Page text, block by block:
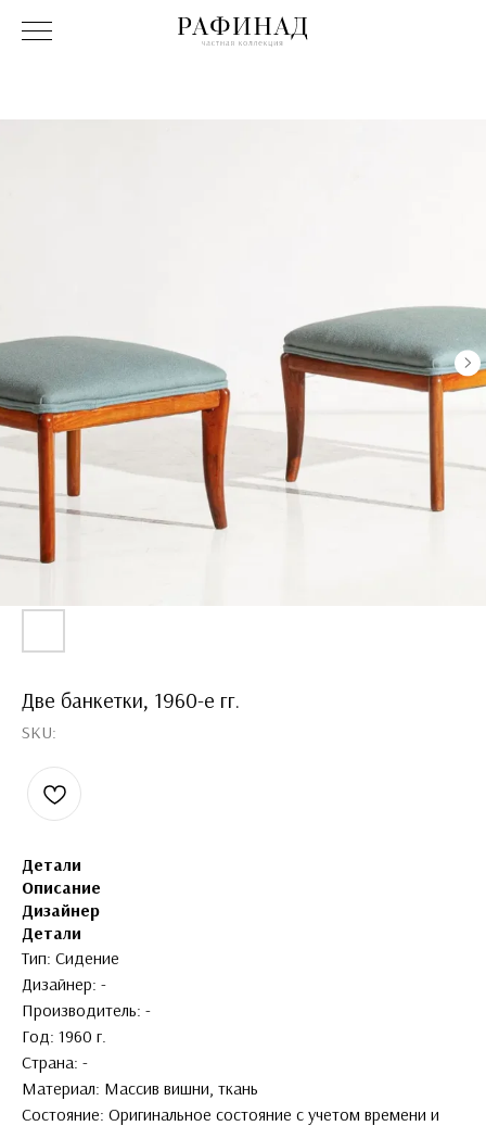
Две банкетки, 1960-е гг.
SKU:
Детали
Описание
Дизайнер
Детали
Тип: Сидение
Дизайнер: -
Производитель: -
Год: 1960 г.
Страна: -
Материал: Массив вишни, ткань
Состояние: Оригинальное состояние с учетом времени и